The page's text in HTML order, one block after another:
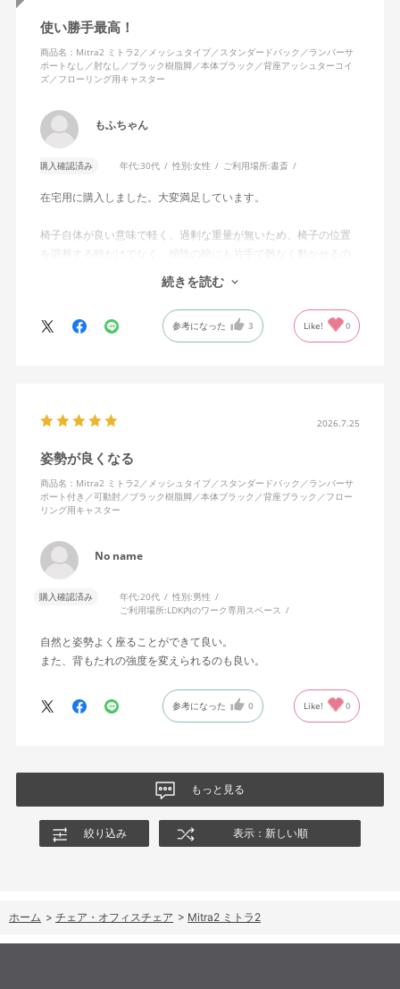
使い勝手最高！
商品名：Mitra2 ミトラ2／メッシュタイプ／スタンダードバック／ランバーサ
ポートなし／肘なし／ブラック樹脂脚／本体ブラック／背座アッシュターコイ
ズ／フローリング用キャスター
もふちゃん
購入確認済み 年代:30代 性別:女性 ご利用場所:書斎
在宅用に購入しました。大変満足しています。
椅子自体が良い意味で軽く、過剰な重量が無いため、椅子の位置
を調整する時だけでなく、掃除の時にも片手で難なく動かせるの
で、ストレスを感じません。
背中はメッシュ素材でハリがあり、沈み込みすぎないところが気
に入っています。色も画像通りのアッシュブルーで、部屋の差し
色になっています。
キャスターはフローリング用を選びました。とにかく動きが滑ら
思います。良い商品に巡り会えてとても嬉しいです。
続きを読む
参考になった 3 Like! 0
2026.7.25
姿勢が良くなる
商品名：Mitra2 ミトラ2／メッシュタイプ／スタンダードバック／ランバーサ
ポート付き／可動肘／ブラック樹脂脚／本体ブラック／背座ブラック／フロー
リング用キャスター
No name
購入確認済み 年代:20代 性別:男性
ご利用場所:LDK内のワーク専用スペース
自然と姿勢よく座ることができて良い。
また、背もたれの強度を変えられるのも良い。
参考になった 0 Like! 0
もっと見る
絞り込み 表示：新しい順
ホーム > チェア・オフィスチェア > Mitra2 ミトラ2